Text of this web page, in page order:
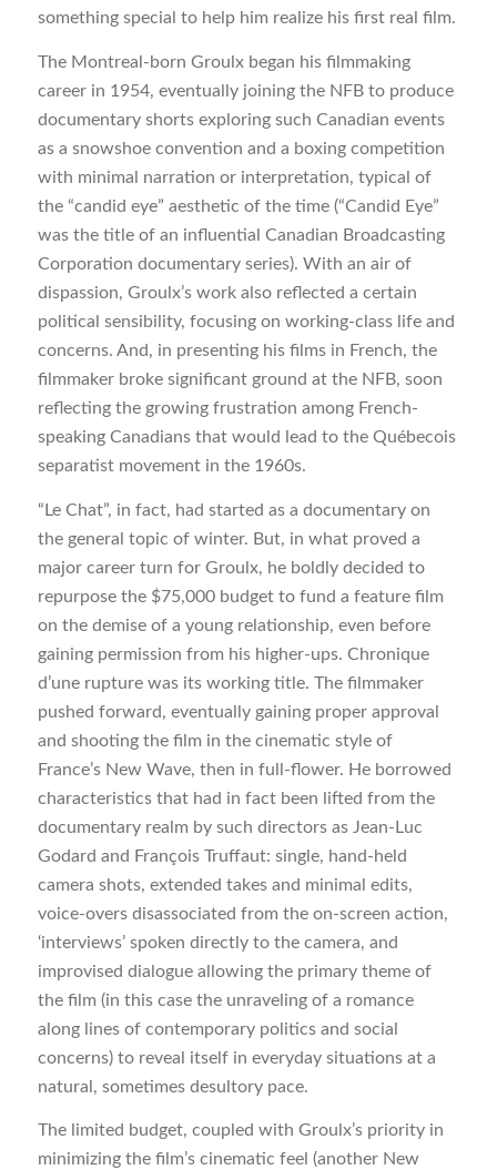
something special to help him realize his first real film.
The Montreal-born Groulx began his filmmaking
career in 1954, eventually joining the NFB to produce
documentary shorts exploring such Canadian events
as a snowshoe convention and a boxing competition
with minimal narration or interpretation, typical of
the “candid eye” aesthetic of the time (“Candid Eye”
was the title of an influential Canadian Broadcasting
Corporation documentary series). With an air of
dispassion, Groulx’s work also reflected a certain
political sensibility, focusing on working-class life and
concerns. And, in presenting his films in French, the
filmmaker broke significant ground at the NFB, soon
reflecting the growing frustration among French-
speaking Canadians that would lead to the Québecois
separatist movement in the 1960s.
“Le Chat”, in fact, had started as a documentary on
the general topic of winter. But, in what proved a
major career turn for Groulx, he boldly decided to
repurpose the $75,000 budget to fund a feature film
on the demise of a young relationship, even before
gaining permission from his higher-ups. Chronique
d’une rupture was its working title. The filmmaker
pushed forward, eventually gaining proper approval
and shooting the film in the cinematic style of
France’s New Wave, then in full-flower. He borrowed
characteristics that had in fact been lifted from the
documentary realm by such directors as Jean-Luc
Godard and François Truffaut: single, hand-held
camera shots, extended takes and minimal edits,
voice-overs disassociated from the on-screen action,
‘interviews’ spoken directly to the camera, and
improvised dialogue allowing the primary theme of
the film (in this case the unraveling of a romance
along lines of contemporary politics and social
concerns) to reveal itself in everyday situations at a
natural, sometimes desultory pace.
The limited budget, coupled with Groulx’s priority in
minimizing the film’s cinematic feel (another New